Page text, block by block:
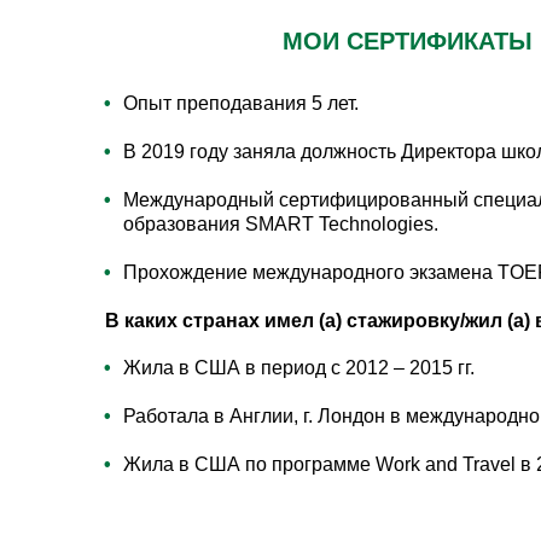
МОИ СЕРТИФИКАТЫ
Опыт преподавания 5 лет.
В 2019 году заняла должность Директора
Международный сертифицированный
образования SMART Technologies.
Прохождение международного экзамена
В каких странах имел (а) стажировку/жил (а)
Жила в США в период с 2012 – 2015 гг.
Работала в Англии, г. Лондон в
Жила в США по программе Work and Travel в